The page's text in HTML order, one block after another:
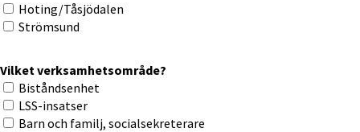
Hoting/Tåsjödalen
Strömsund
Vilket verksamhetsområde?
Vilket verksamhetsområde?
Biståndsenhet
LSS-insatser
Barn och familj, socialsekreterare